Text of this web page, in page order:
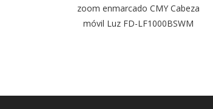
zoom enmarcado CMY Cabeza
móvil Luz FD-LF1000BSWM